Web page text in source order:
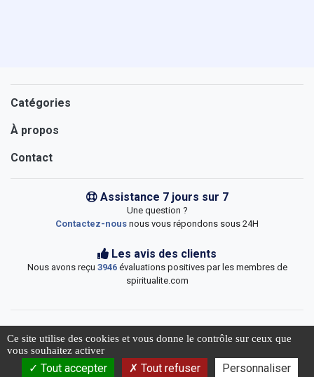
Catégories
À propos
Contact
Assistance 7 jours sur 7
Une question ?
Contactez-nous nous vous répondons sous 24H
Les avis des clients
Nous avons reçu 3946évaluations positives par les membres de
spiritualite.com
© 2026 Spiritualite.com
Ce site utilise des cookies et vous donne le contrôle sur ceux que
vous souhaitez activer
Tout accepter Tout refuser Personnaliser